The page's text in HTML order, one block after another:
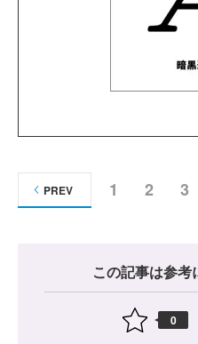
1 2 3
PREV
この記事は参考
0